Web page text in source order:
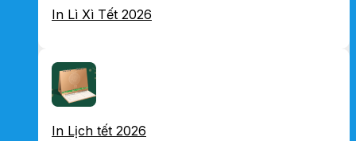
In Lì Xì Tết 2026
In Lịch tết 2026